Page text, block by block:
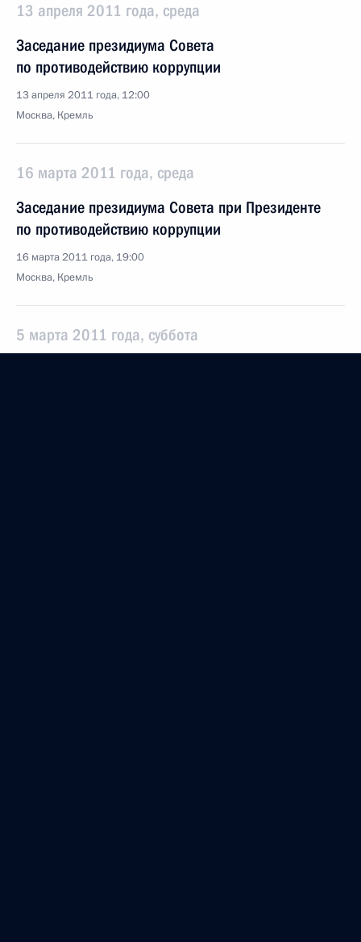
13 апреля 2011 года, среда
Заседание президиума Совета
по противодействию коррупции
13 апреля 2011 года, 12:00
Москва, Кремль
16 марта 2011 года, среда
Заседание президиума Совета при Президенте
по противодействию коррупции
16 марта 2011 года, 19:00
Москва, Кремль
5 марта 2011 года, суббота